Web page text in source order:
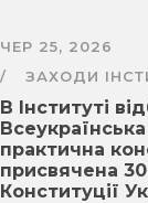
ЧЕР 25, 2026
ЗАХОДИ
В Інституті
практична
присвячена
Конституції